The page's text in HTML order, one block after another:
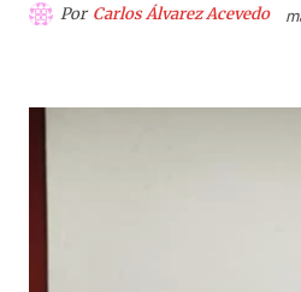
Por Carlos Álvarez Acevedo